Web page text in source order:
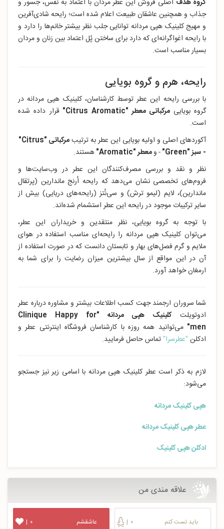
گروه هدف اصلی فروش این عطر مردان با اعتماد به نفس، جسور و
جذاب و همچنین عاشقان طبیعت اعلام شده است؛ رایحه شادی‌آفرین
و مهیج کلینیک هپی مردانه توانایی جلب نظر بیشتر خانم‌ها را دارد و
با رایحه اغواگرانه‌ای که دارد برای ساختن پُل اعتماد بین زنان و مردان
بسیار مناسب است.
رایحه، هرم و گروه بویایی
با بررسی رایحه این عطر توسط کارشناسان، کلینیک هپی مردانه در
گروه بویایی مرکباتی معطر "Citrus Aromatic " قرار داده‌ شده
است.
آکوردهای اصلی و اولیه بویایی این عطر به ترتیبمرکباتی "Citrus
"
- سبز "Green "
-ومعطر "Aromatic
"هستند.
نظر و نقد و بررسی مصرف‌کنندگان این عطر در وب‌سایت‌ها و
فروم‌های تخصصی نشان می‌دهد که رایحه اُرنج ماندارین (پرتقال
ماندارین)، لایم (لیمو ترش) و سی‌نُتز (رایحه‌های دریایی) بیش از
سایر ترکیبات موجود در رایحه این عطر استشمام شده‌اند.
با توجه به گروه بویایی، نظر منتقدین و خریداران این عطر،
می‌توان کلینیک هپی مردانه را رایحه‌ای مناسب استفاده در هوای
ملایم و گرم فصل‌های بهار و تابستان دانست که در صورت استفاده از
آن در این مواقع از سال بیشترین میزان رضایت را برای شما به
ارمغان خواهد آورد.
شما سروران ارجمند جهت کسب اطلاعات بیشتر و مشاوره درباره عطر
ادوتویلت
کلینیک هپی مردانه "Clinique Happy for
men" می‌توانید همه روزه با کارشناسان فروشگاه اینترنتی عطر و
ادکلن "عطرسرا"تماس حاصل فرمایید.
لازم به ذکر است عطر کلینیک هپی مردانه با اسامی زیر نیز جستجو
می‌شود:
هپی کلینیک مردانه
عطر هپی کلینیک مردانه
ادکلن هپی کلینیک
علاقه مندی من
باید تست کنم | ۰ عاشقشم | ۰